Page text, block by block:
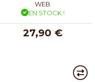
WEB
EN STOCK !
27,90 €